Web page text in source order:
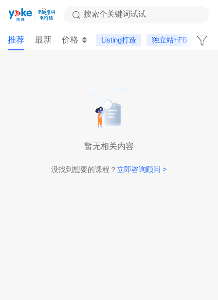
搜索个关键词试试
推荐 最新 价格 Listing打造 独立站+FB
暂无相关内容
没找到想要的课程？ 立即咨询顾问 >